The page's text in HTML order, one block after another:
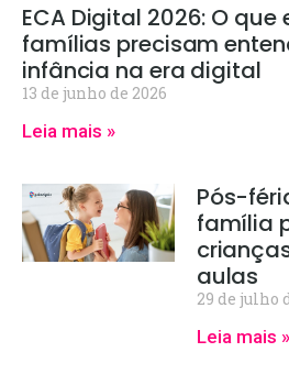
ECA Digital 2026: O que
famílias precisam
infância na era digital
13 de junho de 2026
Leia mais »
Pós-
família
aulas
29 de julho
Leia mais »